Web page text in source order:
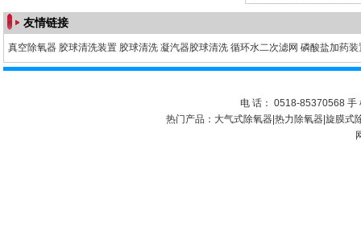
友情链接
真空除氧器 胶球清洗装置 胶球清洗 凝汽器胶球清洗 循环水二次滤网 磷酸盐加药装
电 话： 0518-85370568
热门产品： 大气式除氧器 热力除氧器 旋膜式